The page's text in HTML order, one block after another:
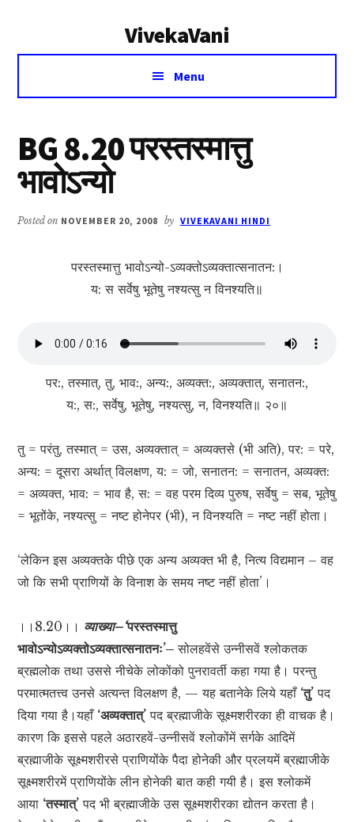
VivekaVani
Voice
Vivekananda
Menu
BG 8.20 परस्तस्मात्तु
भावोऽन्यो
Posted on NOVEMBER 20, 2008 by VIVEKAVANI HINDI
परस्तस्मात्तु भावोऽन्यो-ऽ‍व्यक्तोऽव्यक्तात्सनातन:।
य: स सर्वेषु भूतेषु नश्यत्सु न विनश्यति॥
पर:, तस्मात्, तु, भाव:, अन्य:, अव्यक्त:, अव्यक्तात्, सनातन:,
य:, स:, सर्वेषु, भूतेषु, नश्यत्सु, न, विनश्यति॥ २०॥
तु = परंतु, तस्मात् = उस, अव्यक्तात् = अव्यक्तसे (भी अति), पर: = परे,
अन्य: = दूसरा अर्थात् विलक्षण, य: = जो, सनातन: = सनातन, अव्यक्त:
= अव्यक्त, भाव: = भाव है, स: = वह परम दिव्य पुरुष, सर्वेषु = सब, भूतेषु
= भूतोंके, नश्यत्सु = नष्ट होनेपर (भी), न विनश्यति = नष्ट नहीं होता।
‘लेकिन इस अव्यक्तके पीछे एक अन्य अव्यक्त भी है, नित्य विद्यमान – वह
जो कि सभी प्राणियों के विनाश के समय नष्ट नहीं होता’।
।।8.20।। व्याख्या–‘परस्तस्मात्तु
भावोऽन्योऽव्यक्तोऽव्यक्तात्सनातनः’–सोलहवेंसे उन्नीसवें श्लोकतक
ब्रह्मलोक तथा उससे नीचेके लोकोंको पुनरावर्ती कहा गया है। परन्तु
परमात्मतत्त्व उनसे अत्यन्त विलक्षण है, — यह बतानेके लिये यहाँ ‘तु’ पद
दिया गया है।यहाँ ‘अव्यक्तात्’ पद ब्रह्माजीके सूक्ष्मशरीरका ही वाचक है।
कारण कि इससे पहले अठारहवें-उन्नीसवें श्लोकोंमें सर्गके आदिमें
ब्रह्माजीके सूक्ष्मशरीरसे प्राणियोंके पैदा होनेकी और प्रलयमें ब्रह्माजीके
सूक्ष्मशरीरमें प्राणियोंके लीन होनेकी बात कही गयी है। इस श्लोकमें
आया ‘तस्मात्’ पद भी ब्रह्माजीके उस सूक्ष्मशरीरका द्योतन करता है।